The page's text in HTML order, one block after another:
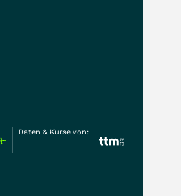
Daten & Kurse von: